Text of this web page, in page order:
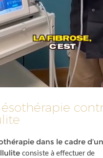
dans le cadre
consiste à effectuer de